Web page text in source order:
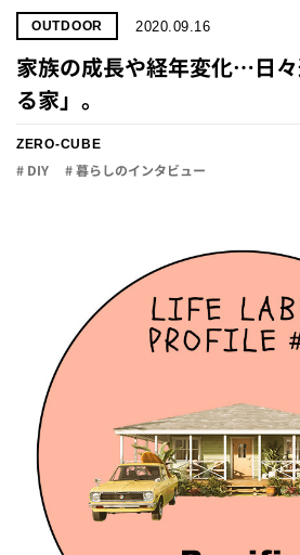
OUTDOOR 2020.09.16
家族の成長や経年変化…日
る家」。
ZERO-CUBE
# DIY # 暮らしのインタビュー